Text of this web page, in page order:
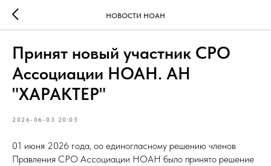
НОВОСТИ НОАН
Принят новый участник СРО
Ассоциации НОАН. АН
"ХАРАКТЕР"
2026-06-03 20:05
01 июня 2026 года, оо единогласному решению членов
Правления СРО Ассоциации НОАН было принято решение